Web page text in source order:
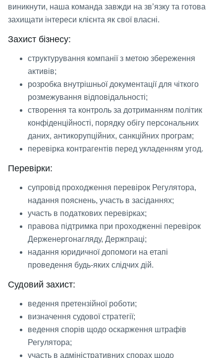
виникнути, наша команда завжди на зв’язку та готова
захищати інтереси клієнта як свої власні.
Захист бізнесу:
структурування компанії з метою збереження
активів;
розробка внутрішньої документації для чіткого
розмежування відповідальності;
створення та контроль за дотриманням політик
конфіденційності, порядку обігу персональних
даних, антикорупційних, санкційних програм;
перевірка контрагентів перед укладенням угод.
Перевірки:
супровід проходження перевірок Регулятора,
надання пояснень, участь в засіданнях;
участь в податкових перевірках;
правова підтримка при проходженні перевірок
Держенергонагляду, Держпраці;
надання юридичної допомоги на етапі
проведення будь-яких слідчих дій.
Судовий захист:
ведення претензійної роботи;
визначення судової стратегії;
ведення спорів щодо оскарження штрафів
Регулятора;
участь в адміністративних спорах щодо